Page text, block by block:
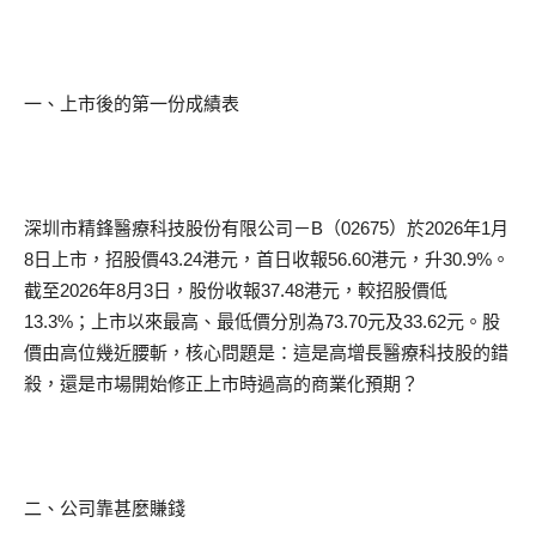
一、上市後的第一份成績表
深圳市精鋒醫療科技股份有限公司－B（02675）於2026年1月
8日上市，招股價43.24港元，首日收報56.60港元，升30.9%。
截至2026年8月3日，股份收報37.48港元，較招股價低
13.3%；上市以來最高、最低價分別為73.70元及33.62元。股
價由高位幾近腰斬，核心問題是：這是高增長醫療科技股的錯
殺，還是市場開始修正上市時過高的商業化預期？
二、公司靠甚麼賺錢